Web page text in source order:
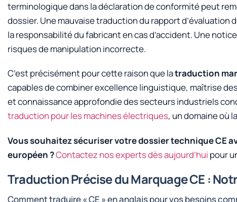
terminologique dans la déclaration de conformité peut
dossier. Une mauvaise traduction du rapport
la responsabilité du fabricant en cas d’accident. Une
risques de manipulation incorrecte.
C’est précisément pour cette raison que latraduction
capables de combiner excellence linguistique, maîtrise
et connaissance approfondie des secteurs industriels
traduction pour les machines électriques, un domaine où
Vous souhaitez sécuriser votre dossier technique CE
européen ?Contactez nos experts dès aujourd’hui pour
Traduction Précise du Marquage CE :
Comment traduire « CE » en anglais pour vos besoins